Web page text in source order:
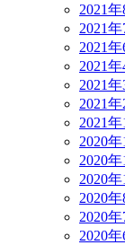
2021年
2021年
2021年
2021年
2021年
2021年
2021年
2020年
2020年
2020年
2020年
2020年
2020年